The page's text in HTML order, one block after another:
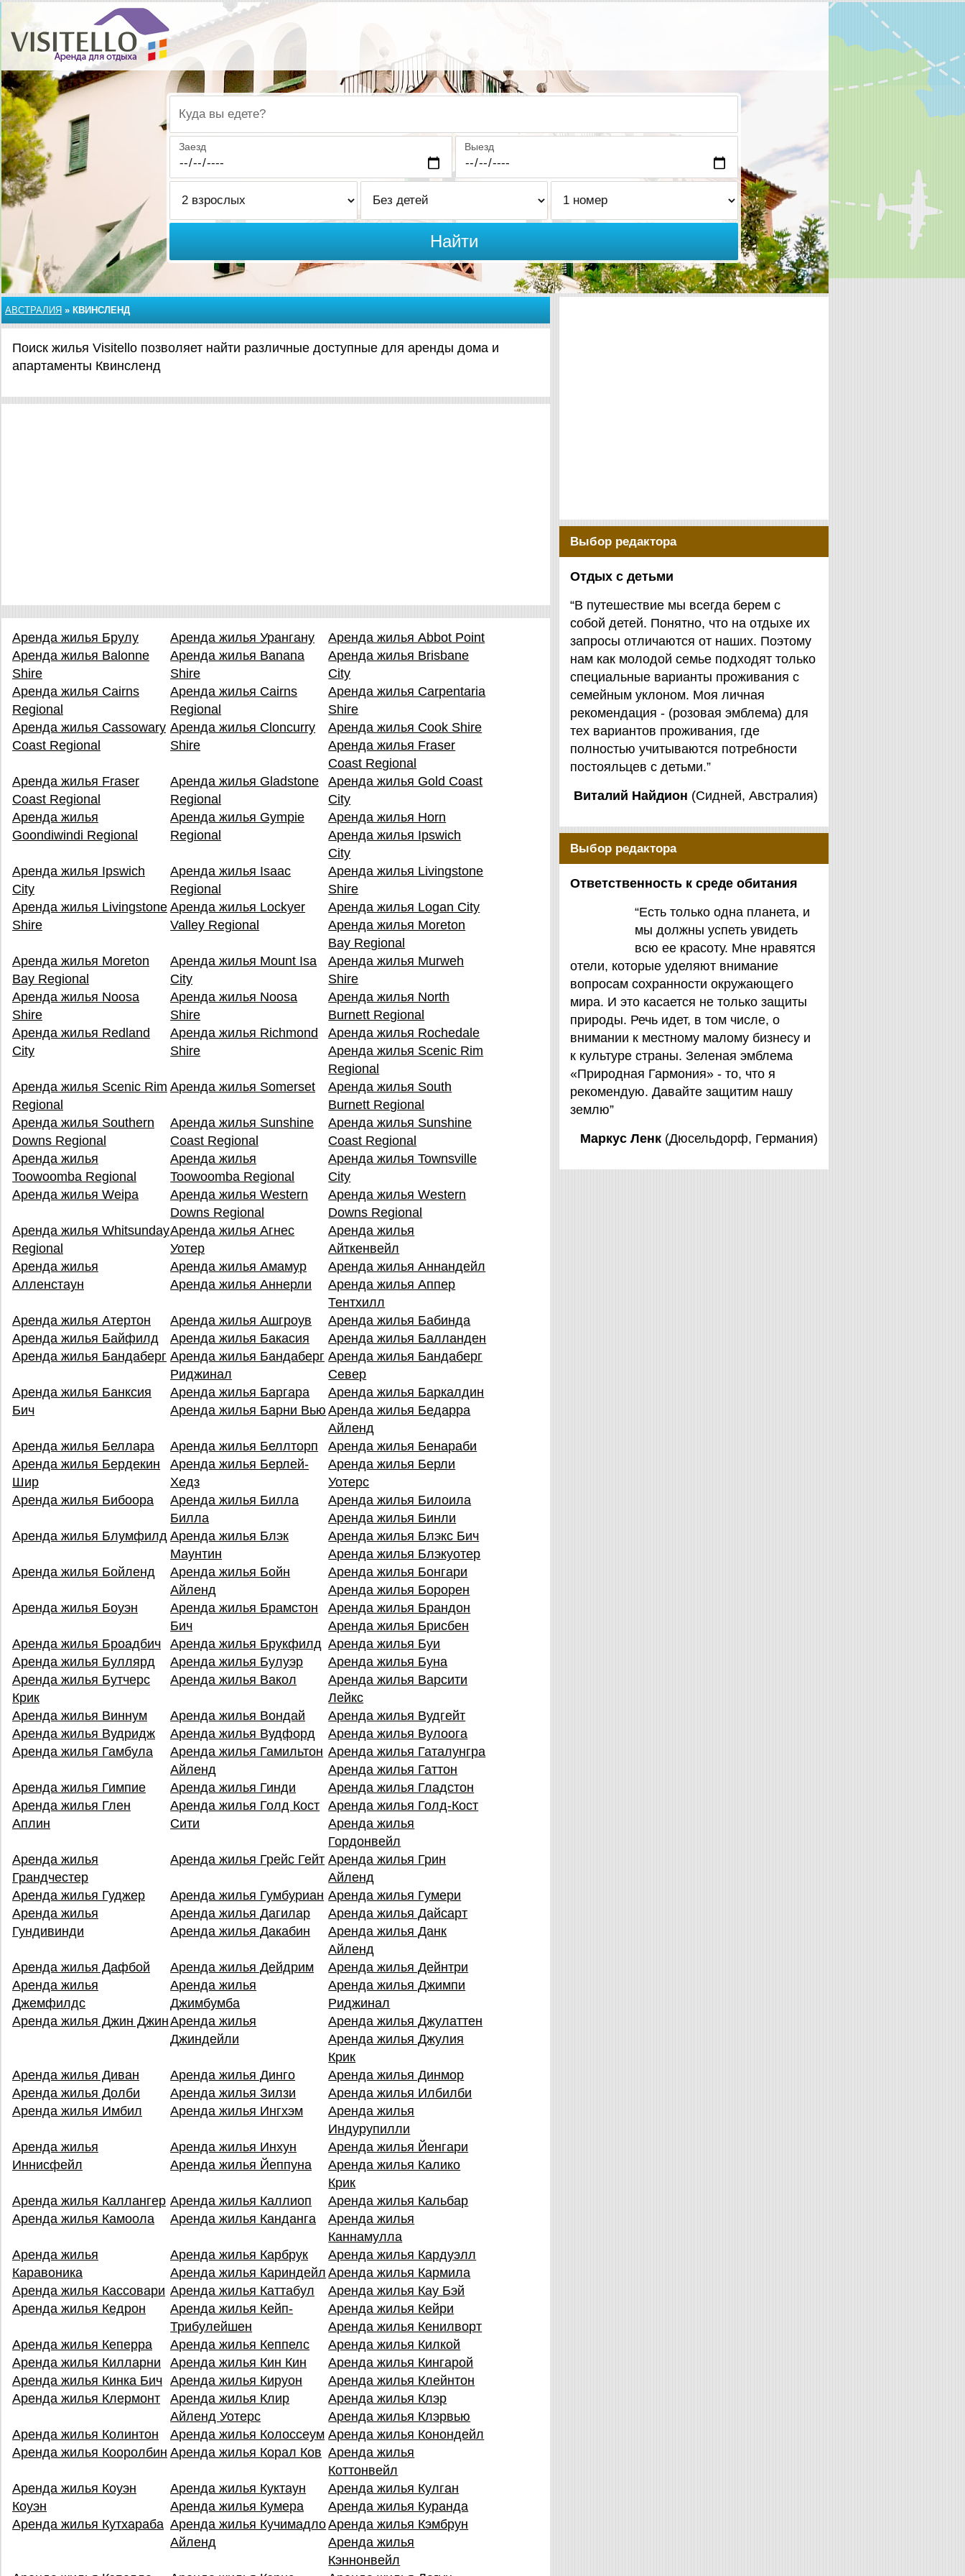
Куда вы едете?
Заезд Выезд
Найти
АВСТРАЛИЯ » КВИНСЛЕНД
Поиск жилья Visitello позволяет найти различные доступные для аренды дома и
апартаменты Квинсленд
Аренда жилья Брулу Аренда жилья Урангану
Аренда жилья Abbot Point
Аренда жилья Balonne
Shire
Аренда жилья Banana
Shire
Аренда жилья Brisbane
City
Аренда жилья Cairns
Regional
Аренда жилья Cairns
Regional
Аренда жилья Carpentaria
Shire
Аренда жилья Cassowary
Coast Regional
Аренда жилья Cloncurry
Shire
Аренда жилья Cook Shire
Аренда жилья Fraser
Coast Regional
Аренда жилья Fraser
Coast Regional
Аренда жилья Gladstone
Regional
Аренда жилья Gold Coast
City
Аренда жилья
Goondiwindi Regional
Аренда жилья Gympie
Regional
Аренда жилья Horn
Аренда жилья Ipswich
City
Аренда жилья Ipswich
City
Аренда жилья Isaac
Regional
Аренда жилья Livingstone
Shire
Аренда жилья Livingstone
Shire
Аренда жилья Lockyer
Valley Regional
Аренда жилья Logan City
Аренда жилья Moreton
Bay Regional
Аренда жилья Moreton
Bay Regional
Аренда жилья Mount Isa
City
Аренда жилья Murweh
Shire
Аренда жилья Noosa
Shire
Аренда жилья Noosa
Shire
Аренда жилья North
Burnett Regional
Аренда жилья Redland
City
Аренда жилья Richmond
Shire
Аренда жилья Rochedale
Аренда жилья Scenic Rim
Regional
Аренда жилья Scenic Rim
Regional
Аренда жилья Somerset
Аренда жилья South
Burnett Regional
Аренда жилья Southern
Downs Regional
Аренда жилья Sunshine
Coast Regional
Аренда жилья Sunshine
Coast Regional
Аренда жилья
Toowoomba Regional
Аренда жилья
Toowoomba Regional
Аренда жилья Townsville
City
Аренда жилья Weipa
Аренда жилья Western
Downs Regional
Аренда жилья Western
Downs Regional
Аренда жилья Whitsunday
Regional
Аренда жилья Агнес
Уотер
Аренда жилья
Айткенвейл
Аренда жилья
Алленстаун
Аренда жилья Амамур
Аренда жилья Аннандейл
Аренда жилья Аннерли
Аренда жилья Аппер
Тентхилл
Аренда жилья Атертон
Аренда жилья Ашгроув
Аренда жилья Бабинда
Аренда жилья Байфилд
Аренда жилья Бакасия
Аренда жилья Балланден
Аренда жилья Бандаберг Аренда жилья Бандаберг
Риджинал
Аренда жилья Бандаберг
Север
Аренда жилья Банксия
Бич
Аренда жилья Баргара
Аренда жилья Баркалдин
Аренда жилья Барни Вью Аренда жилья Бедарра
Айленд
Аренда жилья Беллара
Аренда жилья Беллторп
Аренда жилья Бенараби
Аренда жилья Бердекин
Шир
Аренда жилья Берлей-
Хедз
Аренда жилья Берли
Уотерс
Аренда жилья Бибоора
Аренда жилья Билла
Билла
Аренда жилья Билоила
Аренда жилья Бинли
Аренда жилья Блумфилд Аренда жилья Блэк
Маунтин
Аренда жилья Блэкс Бич
Аренда жилья Блэкуотер
Аренда жилья Бойленд
Аренда жилья Бойн
Айленд
Аренда жилья Бонгари
Аренда жилья Борорен
Аренда жилья Боуэн
Аренда жилья Брамстон
Бич
Аренда жилья Брандон
Аренда жилья Брисбен
Аренда жилья Броадбич
Аренда жилья Брукфилд Аренда жилья Буи
Аренда жилья Буллярд
Аренда жилья Булуэр
Аренда жилья Буна
Аренда жилья Бутчерс
Крик
Аренда жилья Вакол
Аренда жилья Варсити
Лейкс
Аренда жилья Виннум
Аренда жилья Вондай
Аренда жилья Вудгейт
Аренда жилья Вудридж
Аренда жилья Вудфорд
Аренда жилья Вулоога
Аренда жилья Гамбула
Аренда жилья Гамильтон
Айленд
Аренда жилья Гаталунгра
Аренда жилья Гаттон
Аренда жилья Гимпие
Аренда жилья Гинди
Аренда жилья Гладстон
Аренда жилья Глен
Аплин
Аренда жилья Голд Кост
Сити
Аренда жилья Голд-Кост
Аренда жилья
Гордонвейл
Аренда жилья
Грандчестер
Аренда жилья Грейс Гейт Аренда жилья Грин
Айленд
Аренда жилья Гуджер
Аренда жилья Гумбуриан Аренда жилья Гумери
Аренда жилья
Гундивинди
Аренда жилья Дагилар
Аренда жилья Дайсарт
Аренда жилья Дакабин
Аренда жилья Данк
Айленд
Аренда жилья Дафбой
Аренда жилья Дейдрим
Аренда жилья Дейнтри
Аренда жилья
Джемфилдс
Аренда жилья
Джимбумба
Аренда жилья Джимпи
Риджинал
Аренда жилья Джин ДжинАренда жилья
Джиндейли
Аренда жилья Джулаттен
Аренда жилья Джулия
Крик
Аренда жилья Диван
Аренда жилья Динго
Аренда жилья Динмор
Аренда жилья Долби
Аренда жилья Зилзи
Аренда жилья Илбилби
Аренда жилья Имбил
Аренда жилья Ингхэм
Аренда жилья
Индурупилли
Аренда жилья
Иннисфейл
Аренда жилья Инхун
Аренда жилья Йенгари
Аренда жилья Йеппуна
Аренда жилья Калико
Крик
Аренда жилья Каллангер Аренда жилья Каллиоп
Аренда жилья Кальбар
Аренда жилья Камоола
Аренда жилья Канданга
Аренда жилья
Каннамулла
Аренда жилья
Каравоника
Аренда жилья Карбрук
Аренда жилья Кардуэлл
Аренда жилья Кариндейл Аренда жилья Кармила
Аренда жилья Кассовари Аренда жилья Каттабул
Аренда жилья Кау Бэй
Аренда жилья Кедрон
Аренда жилья Кейп-
Трибулейшен
Аренда жилья Кейри
Аренда жилья Кенилворт
Аренда жилья Кеперра
Аренда жилья Кеппелс
Аренда жилья Килкой
Аренда жилья Килларни
Аренда жилья Кин Кин
Аренда жилья Кингарой
Аренда жилья Кинка Бич Аренда жилья Кируон
Аренда жилья Клейнтон
Аренда жилья Клермонт
Аренда жилья Клир
Айленд Уотерс
Аренда жилья Клэр
Аренда жилья Клэрвью
Аренда жилья Колинтон
Аренда жилья Колоссеум Аренда жилья Конондейл
Аренда жилья Кооролбин Аренда жилья Корал Ков Аренда жилья
Коттонвейл
Аренда жилья Коуэн
Коуэн
Аренда жилья Куктаун
Аренда жилья Кулган
Аренда жилья Кумера
Аренда жилья Куранда
Аренда жилья Кутхараба Аренда жилья Кучимадло
Айленд
Аренда жилья Кэмбрун
Аренда жилья
Кэннонвейл
Выбор редактора
Отдых с детьми
“В путешествие мы всегда берем с
собой детей. Понятно, что на отдыхе их
запросы отличаются от наших. Поэтому
нам как молодой семье подходят только
специальные варианты проживания с
семейным уклоном. Моя личная
рекомендация - (розовая эмблема) для
тех вариантов проживания, где
полностью учитываются потребности
постояльцев с детьми.”
Виталий Найдион (Сидней, Австралия)
Выбор редактора
Ответственность к среде обитания
“Есть только одна планета, и
мы должны успеть увидеть
всю ее красоту. Мне нравятся
отели, которые уделяют внимание
вопросам сохранности окружающего
мира. И это касается не только защиты
природы. Речь идет, в том числе, о
внимании к местному малому бизнесу и
к культуре страны. Зеленая эмблема
«Природная Гармония» - то, что я
рекомендую. Давайте защитим нашу
землю”
Маркус Ленк (Дюсельдорф, Германия)